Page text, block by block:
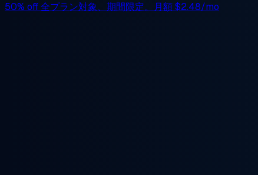
50% off全プラン対象、期間限定。月額$2.48/mo